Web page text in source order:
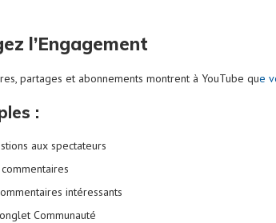
l’Engagement
partages et abonnements montrent à YouTube que
:
aux spectateurs
intéressants
Communauté